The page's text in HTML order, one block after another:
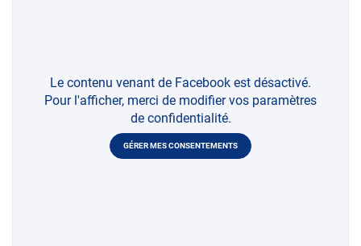
Le contenu venant de Facebook est désactivé.
Pour l'afficher, merci de modifier vos paramètres
de confidentialité.
GÉRER MES CONSENTEMENTS